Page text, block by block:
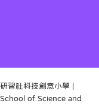
社科技創意小學 |
of Science and